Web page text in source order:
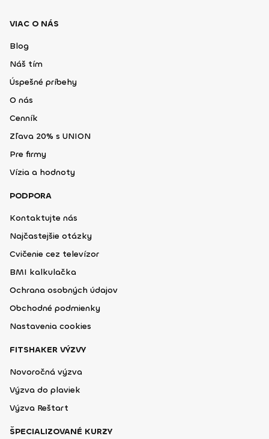
VIAC O NÁS
Blog
Náš tím
Úspešné príbehy
O nás
Cenník
Zľava 20% s UNION
Pre firmy
Vízia a hodnoty
PODPORA
Kontaktujte nás
Najčastejšie otázky
Cvičenie cez televízor
BMI kalkulačka
Ochrana osobných údajov
Obchodné podmienky
Nastavenia cookies
FITSHAKER VÝZVY
Novoročná výzva
Výzva do plaviek
Výzva Reštart
ŠPECIALIZOVANÉ KURZY